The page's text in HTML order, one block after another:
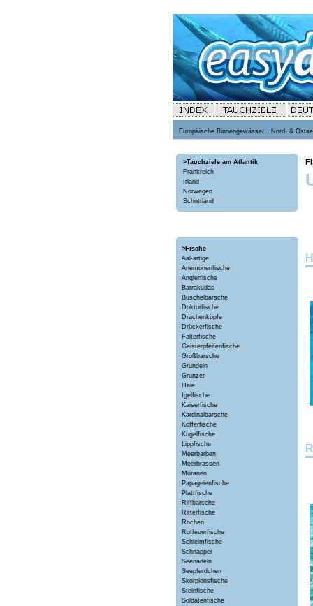
Europäische Binnengewässer Nord- &
>Tauchziele am Atlantik
Frankreich
Irland
Norwegen
Schottland
>Fische
Aal-artige
Anemonenfische
Anglerfische
Barrakudas
Büschelbarsche
Doktorfische
Drachenköpfe
Drückerfische
Falterfische
Geisterpfeifenfische
Großbarsche
Grundeln
Grunzer
Haie
Igelfische
Kaiserfische
Kardinalbarsche
Kofferfische
Kugelfische
Lippfische
Meerbarben
Meerbrassen
Muränen
Papageienfische
Plattfische
Riffbarsche
Ritterfische
Rochen
Rotfeuerfische
Schleimfische
Schnapper
Seenadeln
Seepferdchen
Skorpionsfische
Steinfische
Soldatenfische